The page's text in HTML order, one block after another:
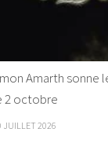
Amarth sonne
2 octobre
JUILLET 2026